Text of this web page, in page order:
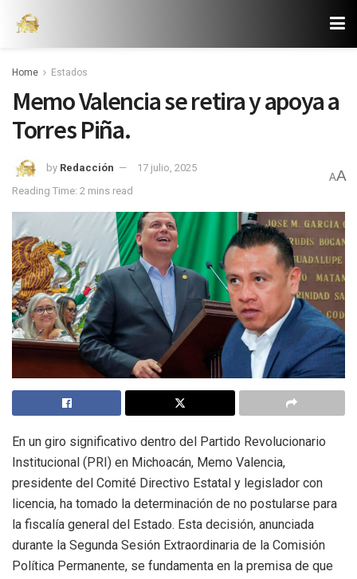
Home Estados
Memo Valencia se retira y apoya a
Torres Piña.
by Redacción
17 julio, 2025
Reading Time: 2 mins read
AA
En un giro significativo dentro del Partido Revolucionario
Institucional (PRI) en Michoacán, Memo Valencia,
presidente del Comité Directivo Estatal y legislador con
licencia, ha tomado la determinación de no postularse para
la fiscalía general del Estado. Esta decisión, anunciada
durante la Segunda Sesión Extraordinaria de la Comisión
Política Permanente, se fundamenta en la premisa de que